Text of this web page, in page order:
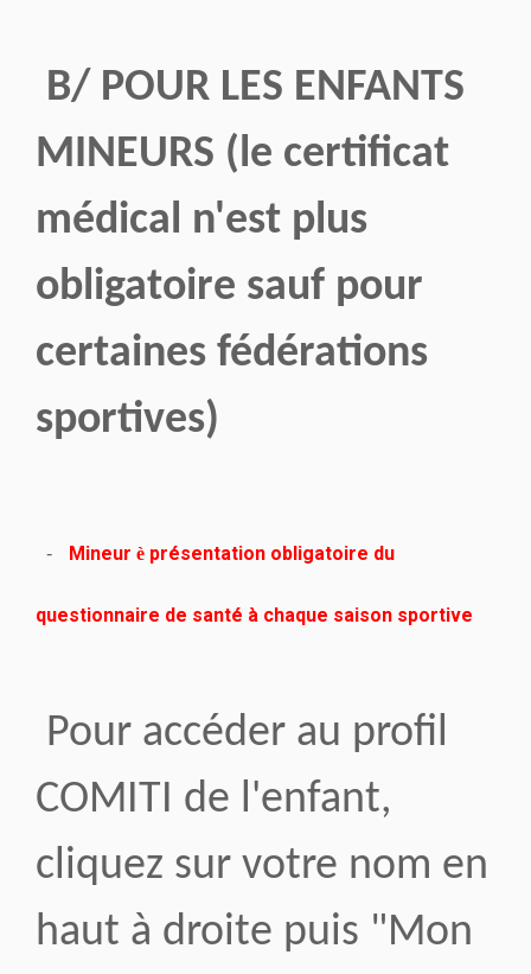
B/ POUR LES ENFANTS
MINEURS (le certificat
médical n'est plus
obligatoire sauf pour
certaines fédérations
sportives)
- Mineur è présentation obligatoire du
questionnaire de santé à chaque saison sportive
Pour accéder au profil
COMITI de l'enfant,
cliquez sur votre nom en
haut à droite puis "Mon